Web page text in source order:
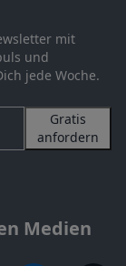
mit
und
jede Woche.
Gratis
anfordern
Medien